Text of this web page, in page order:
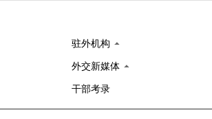
驻外机构
外交新媒体
干部考录